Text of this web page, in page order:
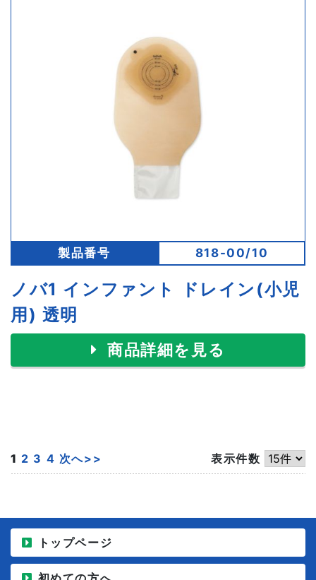
製品番号 818-00/10
ノバ1 インファント ドレイン(小児
用) 透明
商品詳細を見る
表示件数
1 2 3 4 次へ>>
トップページ